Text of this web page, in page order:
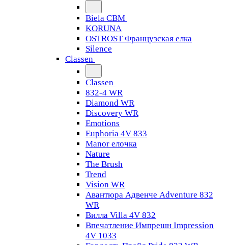
Biela CBM
KORUNA
OSTROST Французская елка
Silence
Classen
Classen
832-4 WR
Diamond WR
Discovery WR
Emotions
Euphoria 4V 833
Manor елочка
Nature
The Brush
Trend
Vision WR
Авантюра Адвенче Adventure 832
WR
Вилла Villa 4V 832
Впечатление Импрешн Impression
4V 1033